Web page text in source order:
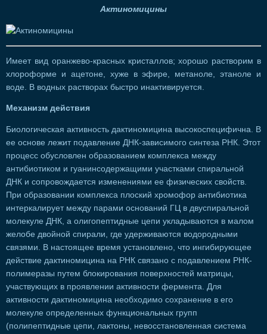
Актиномицины
Имеет вид оранжево-красных кристаллов; хорошо растворим в
хлороформе и ацетоне, хуже в эфире, метаноле, этаноле и
воде. В водных растворах быстро инактивируется.
Механизм действия
Биологическая активность дактиномицина высокоспецифична. В
ее основе лежит подавление ДНК-зависимого синтеза РНК. Этот
процесс обусловлен образованием комплекса между
антибиотиком и гуанинсодержащими участками спиральной
ДНК и сопровождается изменениями ее физических свойств.
При образовании комплекса плоский хромофор антибиотика
интеркалирует между парами оснований ГЦ в двуспиральной
молекуле ДНК, а олигопептидные цепи укладываются в малом
желобе двойной спирали, где удерживаются водородными
связями. В настоящее время установлено, что ингибирующее
действие дактиномицина на РНК связано с подавлением РНК-
полимеразы путем блокирования поверхностей матрицы,
участвующих в проявлении активности фермента. Для
активности дактиномицина необходимо сохранение в его
молекуле определенных функциональных групп
(полипептидные цепи, лактоны, невосстановленная система